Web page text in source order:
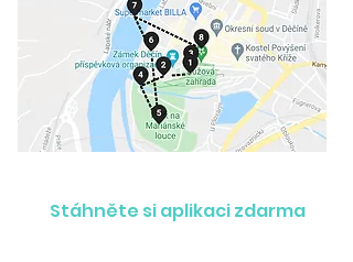
Stáhněte si aplikaci zdarma